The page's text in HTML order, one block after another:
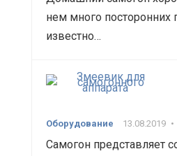
нем много
известно…
Оборудование 13.08.2019 •
Самогон представляет